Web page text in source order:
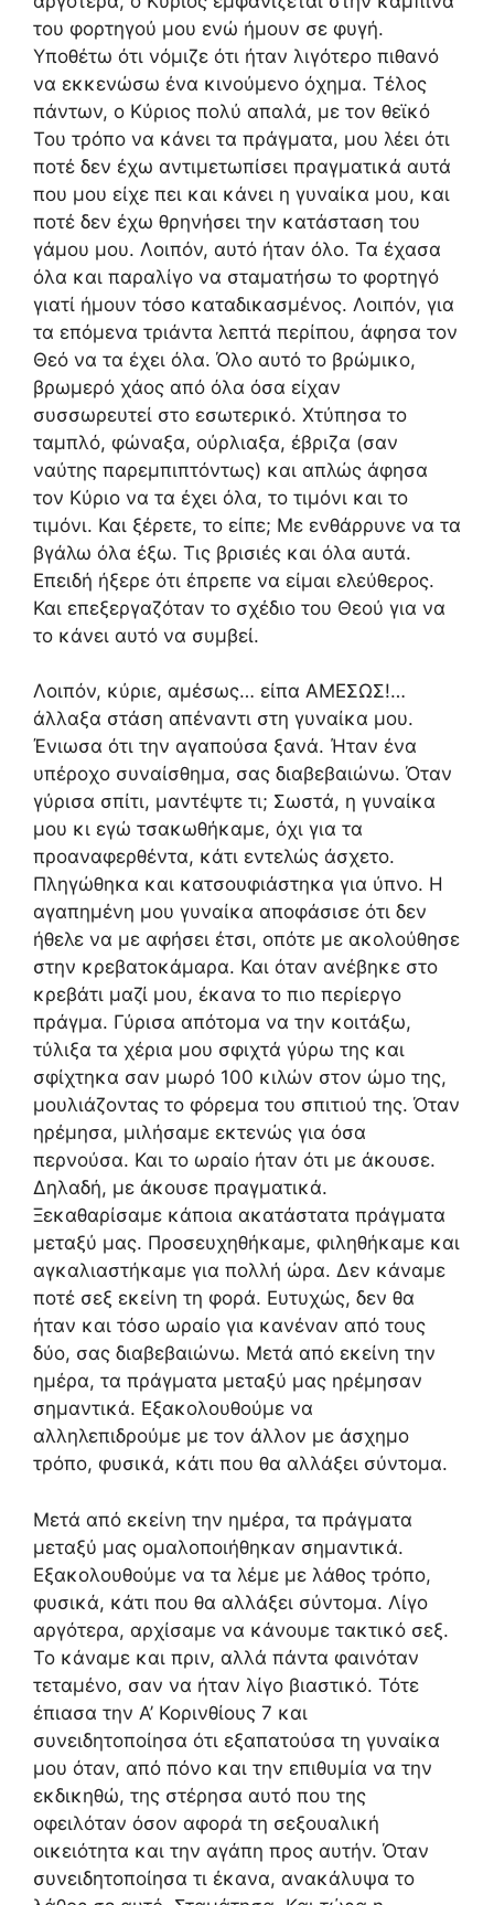
του φορτηγού μου ενώ ήμουν σε φυγή.
Υποθέτω ότι νόμιζε ότι ήταν λιγότερο πιθανό
να εκκενώσω ένα κινούμενο όχημα. Τέλος
πάντων, ο Κύριος πολύ απαλά, με τον θεϊκό
Του τρόπο να κάνει τα πράγματα, μου λέει ότι
ποτέ δεν έχω αντιμετωπίσει πραγματικά αυτά
που μου είχε πει και κάνει η γυναίκα μου, και
ποτέ δεν έχω θρηνήσει την κατάσταση του
γάμου μου. Λοιπόν, αυτό ήταν όλο. Τα έχασα
όλα και παραλίγο να σταματήσω το φορτηγό
γιατί ήμουν τόσο καταδικασμένος. Λοιπόν, για
τα επόμενα τριάντα λεπτά περίπου, άφησα τον
Θεό να τα έχει όλα. Όλο αυτό το βρώμικο,
βρωμερό χάος από όλα όσα είχαν
συσσωρευτεί στο εσωτερικό. Χτύπησα το
ταμπλό, φώναξα, ούρλιαξα, έβριζα (σαν
ναύτης παρεμπιπτόντως) και απλώς άφησα
τον Κύριο να τα έχει όλα, το τιμόνι και το
τιμόνι. Και ξέρετε, το είπε; Με ενθάρρυνε να τα
βγάλω όλα έξω. Τις βρισιές και όλα αυτά.
Επειδή ήξερε ότι έπρεπε να είμαι ελεύθερος.
Και επεξεργαζόταν το σχέδιο του Θεού για να
το κάνει αυτό να συμβεί.
Λοιπόν, κύριε, αμέσως… είπα ΑΜΕΣΩΣ!…
άλλαξα στάση απέναντι στη γυναίκα μου.
Ένιωσα ότι την αγαπούσα ξανά. Ήταν ένα
υπέροχο συναίσθημα, σας διαβεβαιώνω. Όταν
γύρισα σπίτι, μαντέψτε τι; Σωστά, η γυναίκα
μου κι εγώ τσακωθήκαμε, όχι για τα
προαναφερθέντα, κάτι εντελώς άσχετο.
Πληγώθηκα και κατσουφιάστηκα για ύπνο. Η
αγαπημένη μου γυναίκα αποφάσισε ότι δεν
ήθελε να με αφήσει έτσι, οπότε με ακολούθησε
στην κρεβατοκάμαρα. Και όταν ανέβηκε στο
κρεβάτι μαζί μου, έκανα το πιο περίεργο
πράγμα. Γύρισα απότομα να την κοιτάξω,
τύλιξα τα χέρια μου σφιχτά γύρω της και
σφίχτηκα σαν μωρό 100 κιλών στον ώμο της,
μουλιάζοντας το φόρεμα του σπιτιού της. Όταν
ηρέμησα, μιλήσαμε εκτενώς για όσα
περνούσα. Και το ωραίο ήταν ότι με άκουσε.
Δηλαδή, με άκουσε πραγματικά.
Ξεκαθαρίσαμε κάποια ακατάστατα πράγματα
μεταξύ μας. Προσευχηθήκαμε, φιληθήκαμε και
αγκαλιαστήκαμε για πολλή ώρα. Δεν κάναμε
ποτέ σεξ εκείνη τη φορά. Ευτυχώς, δεν θα
ήταν και τόσο ωραίο για κανέναν από τους
δύο, σας διαβεβαιώνω. Μετά από εκείνη την
ημέρα, τα πράγματα μεταξύ μας ηρέμησαν
σημαντικά. Εξακολουθούμε να
αλληλεπιδρούμε με τον άλλον με άσχημο
τρόπο, φυσικά, κάτι που θα αλλάξει σύντομα.
Μετά από εκείνη την ημέρα, τα πράγματα
μεταξύ μας ομαλοποιήθηκαν σημαντικά.
Εξακολουθούμε να τα λέμε με λάθος τρόπο,
φυσικά, κάτι που θα αλλάξει σύντομα. Λίγο
αργότερα, αρχίσαμε να κάνουμε τακτικό σεξ.
Το κάναμε και πριν, αλλά πάντα φαινόταν
τεταμένο, σαν να ήταν λίγο βιαστικό. Τότε
έπιασα την Α’ Κορινθίους 7 και
συνειδητοποίησα ότι εξαπατούσα τη γυναίκα
μου όταν, από πόνο και την επιθυμία να την
εκδικηθώ, της στέρησα αυτό που της
οφειλόταν όσον αφορά τη σεξουαλική
οικειότητα και την αγάπη προς αυτήν. Όταν
συνειδητοποίησα τι έκανα, ανακάλυψα το